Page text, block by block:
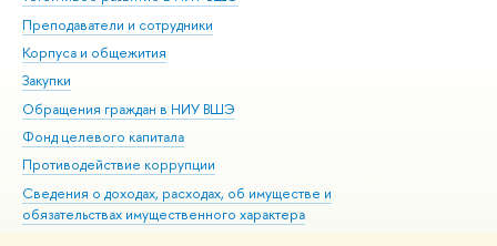
Преподаватели и сотрудники
Корпуса и общежития
Закупки
Обращения граждан в НИУ ВШЭ
Фонд целевого капитала
Противодействие коррупции
Сведения о доходах, расходах, об имуществе и
обязательствах имущественного характера